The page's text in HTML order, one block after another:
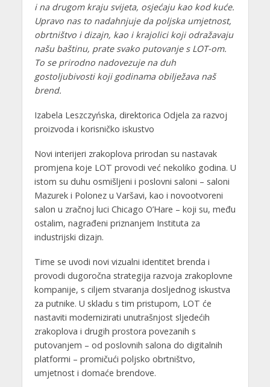
i na drugom kraju svijeta, osjećaju kao kod kuće.
Upravo nas to nadahnjuje da poljska umjetnost,
obrtništvo i dizajn, kao i krajolici koji odražavaju
našu baštinu, prate svako putovanje s LOT-om.
To se prirodno nadovezuje na duh
gostoljubivosti koji godinama obilježava naš
brend.
Izabela Leszczyńska, direktorica Odjela za razvoj
proizvoda i korisničko iskustvo
Novi interijeri zrakoplova prirodan su nastavak
promjena koje LOT provodi već nekoliko godina. U
istom su duhu osmišljeni i poslovni saloni – saloni
Mazurek i Polonez u Varšavi, kao i novootvoreni
salon u zračnoj luci Chicago O’Hare – koji su, među
ostalim, nagrađeni priznanjem Instituta za
industrijski dizajn.
Time se uvodi novi vizualni identitet brenda i
provodi dugoročna strategija razvoja zrakoplovne
kompanije, s ciljem stvaranja dosljednog iskustva
za putnike. U skladu s tim pristupom, LOT će
nastaviti modernizirati unutrašnjost sljedećih
zrakoplova i drugih prostora povezanih s
putovanjem – od poslovnih salona do digitalnih
platformi – promičući poljsko obrtništvo,
umjetnost i domaće brendove.